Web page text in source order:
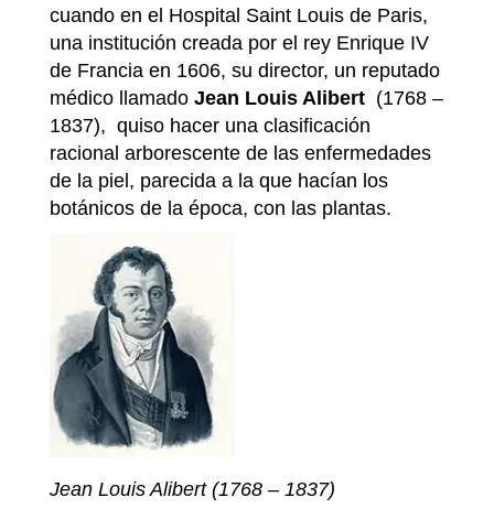
cuando en el Hospital Saint Louis de Paris,
una institución creada por el rey Enrique IV
de Francia en 1606, su director, un reputado
médico llamado Jean Louis Alibert (1768 –
1837), quiso hacer una clasificación
racional arborescente de las enfermedades
de la piel, parecida a la que hacían los
botánicos de la época, con las plantas.
Jean Louis Alibert (1768 – 1837)